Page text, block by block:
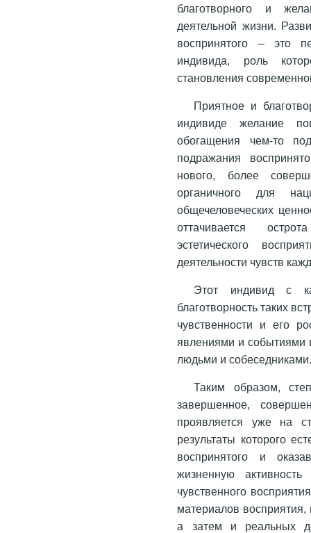
благотворного и
деятельной жизни.
воспринятого – это
индивида, роль
становления
Приятное и
индивиде желание
обогащения чем-то
подражания
нового, более
органичного для
общечеловеческих
оттачивается
эстетического
деятельности чувств
Этот индивид с
благотворность таких
чувственности и его
явлениями и событиями
людьми и
Таким образом,
завершенное,
проявляется уже на
результаты которого
воспринятого и
жизненную
чувственного
материалов
а затем и реальных